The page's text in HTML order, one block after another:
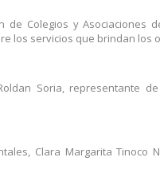
de Colegios y Asociaciones
los servicios que brindan los
Soria, representante
Clara Margarita